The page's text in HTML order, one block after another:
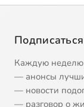
Каждую неделю
— анонсы
— новости
— разговор о